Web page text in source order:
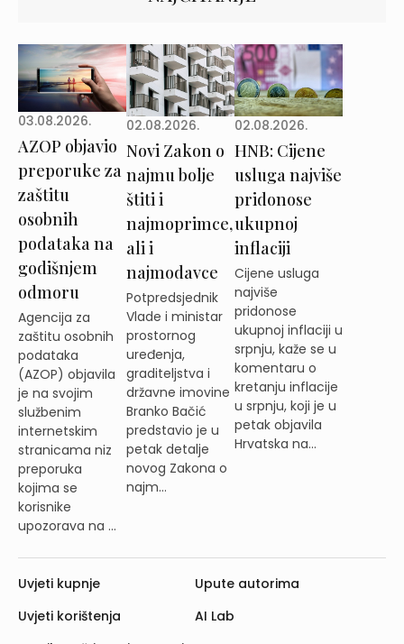
03.08.2026.
AZOP objavio
preporuke za
zaštitu
osobnih
podataka na
godišnjem
odmoru
Agencija za
zaštitu osobnih
podataka
(AZOP) objavila
je na svojim
službenim
internetskim
stranicama niz
preporuka
kojima se
korisnike
upozorava na ...
02.08.2026.
Novi Zakon o
najmu bolje
štiti i
najmoprimce,
ali i
najmodavce
Potpredsjednik
Vlade i ministar
prostornog
uređenja,
graditeljstva i
državne imovine
Branko Bačić
predstavio je u
petak detalje
novog Zakona o
najm...
02.08.2026.
HNB: Cijene
usluga najviše
pridonose
ukupnoj
inflaciji
Cijene usluga
najviše
pridonose
ukupnoj inflaciji u
srpnju, kaže se u
komentaru o
kretanju inflacije
u srpnju, koji je u
petak objavila
Hrvatska na...
Uvjeti kupnje
Uvjeti korištenja
Upute autorima
AI Lab